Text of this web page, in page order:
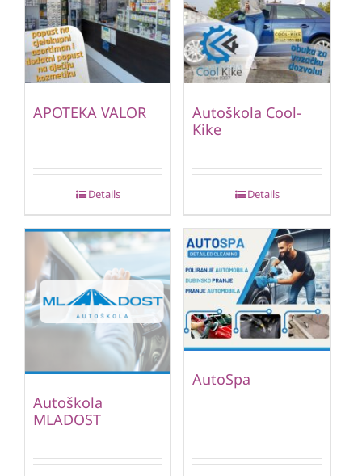
APOTEKA VALOR
Details
Autoškola Cool-
Kike
Details
Autoškola
MLADOST
AutoSpa